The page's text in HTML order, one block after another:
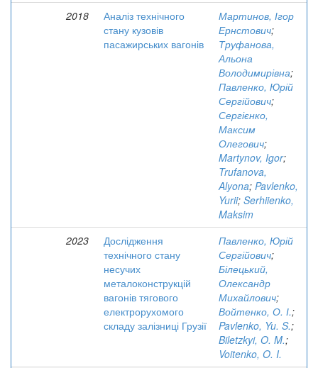
2018
Аналіз технічного
стану кузовів
пасажирських вагонів
Мартинов, Ігор
Ернстович;
Труфанова,
Альона
Володимирівна;
Павленко, Юрій
Сергійович;
Сергієнко,
Максим
Олегович;
Martynov, Igor;
Trufanova,
Alyona; Pavlenko,
Yurii; Serhiienko,
Maksim
2023
Дослідження
технічного стану
несучих
металоконструкцій
вагонів тягового
електрорухомого
складу залізниці Грузії
Павленко, Юрій
Сергійович;
Білецький,
Олександр
Михайлович;
Войтенко, О. І.;
Pavlenko, Yu. S.;
Biletzkyi, O. M.;
Voitenko, O. I.